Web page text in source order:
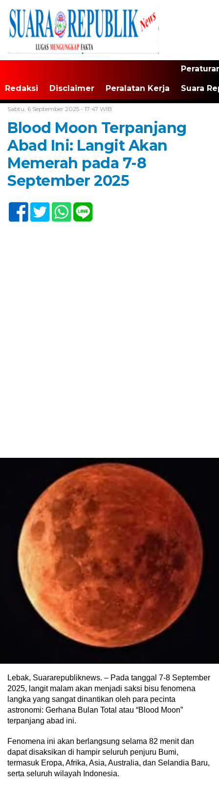
Redaksi Disclaimer Peralatan Kerja Suara
Sabtu, 6 September 2025 - 17:47 WIB
Blood Moon Terpanjang
Abad Ini: Langit Akan
Memerah pada 7-8
September 2025
Lebak, Suararepubliknews. – Pada tanggal 7-8 September
2025, langit malam akan menjadi saksi bisu fenomena
langka yang sangat dinantikan oleh para pecinta
astronomi: Gerhana Bulan Total atau “Blood Moon”
terpanjang abad ini.
Fenomena ini akan berlangsung selama 82 menit dan
dapat disaksikan di hampir seluruh penjuru Bumi,
termasuk Eropa, Afrika, Asia, Australia, dan Selandia Baru,
serta seluruh wilayah Indonesia.